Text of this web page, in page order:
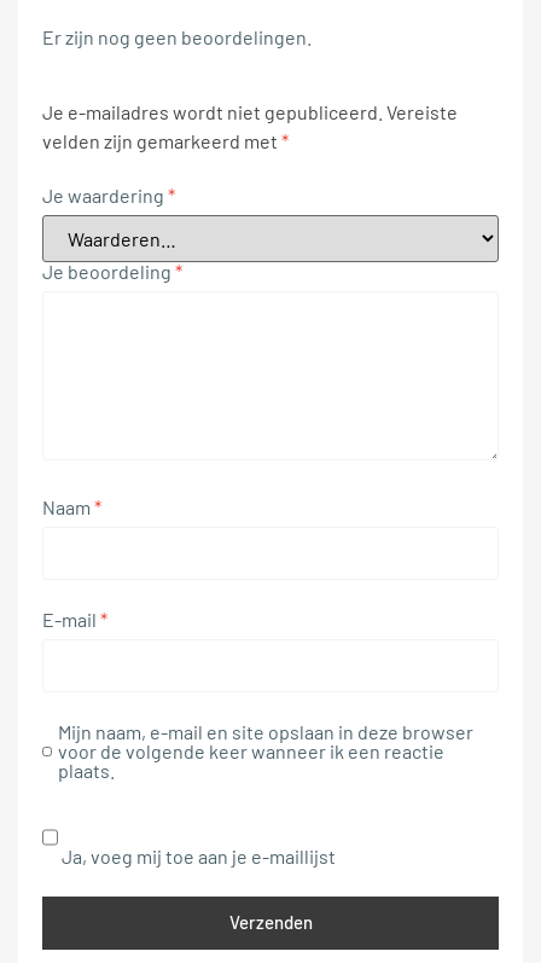
Er zijn nog geen beoordelingen.
Je e-mailadres wordt niet gepubliceerd. Vereiste
velden zijn gemarkeerd met *
Je waardering *
Je beoordeling *
Naam *
E-mail *
Mijn naam, e-mail en site opslaan in deze browser
voor de volgende keer wanneer ik een reactie
plaats.
Ja, voeg mij toe aan je e-maillijst